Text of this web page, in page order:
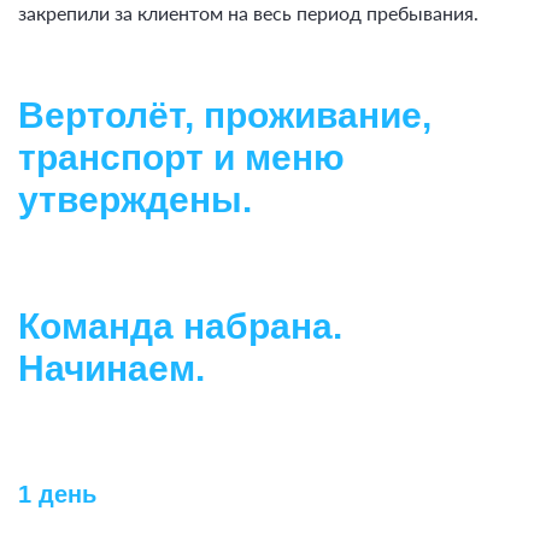
закрепили за клиентом на весь период пребывания.
Вертолёт, проживание,
транспорт и меню
утверждены.
Команда набрана.
Начинаем.
1 день